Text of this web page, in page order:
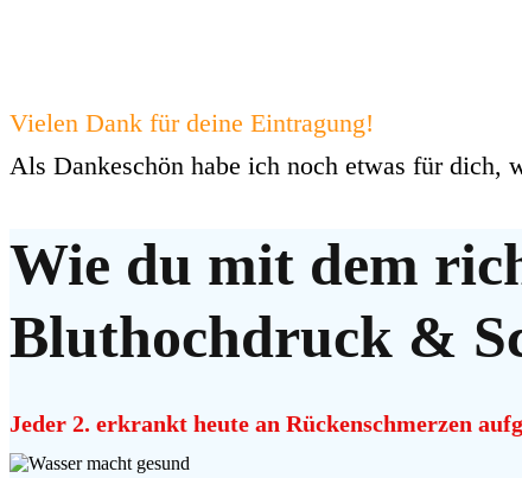
Vielen Dank für deine Eintragung!
Als Dankeschön habe ich noch etwas für dich,
Wie du mit dem
Bluthochdruck &
Jeder 2. erkrankt heute an Rückenschmerzen